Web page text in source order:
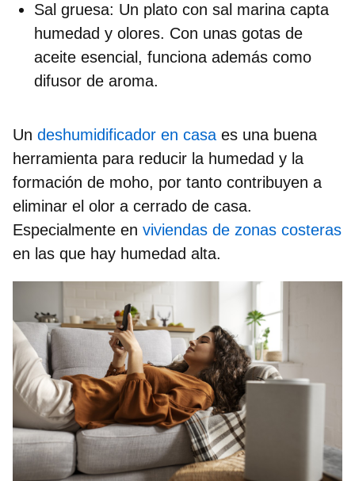
Sal gruesa: Un plato con sal marina capta
humedad y olores. Con unas gotas de
aceite esencial, funciona además como
difusor de aroma.
Un deshumidificador en casa es una buena
herramienta para reducir la humedad y la
formación de moho, por tanto contribuyen a
eliminar el olor a cerrado de casa.
Especialmente en viviendas de zonas costeras
en las que hay humedad alta.